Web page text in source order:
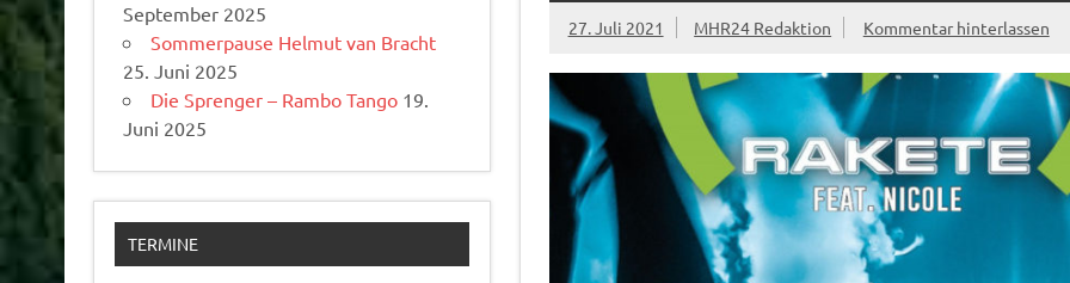
27. Juli 2021 MHR24 Redaktion Kommentar hinterlassen
September 2025
Sommerpause Helmut van Bracht
25. Juni 2025
Die Sprenger – Rambo Tango 19.
Juni 2025
TERMINE